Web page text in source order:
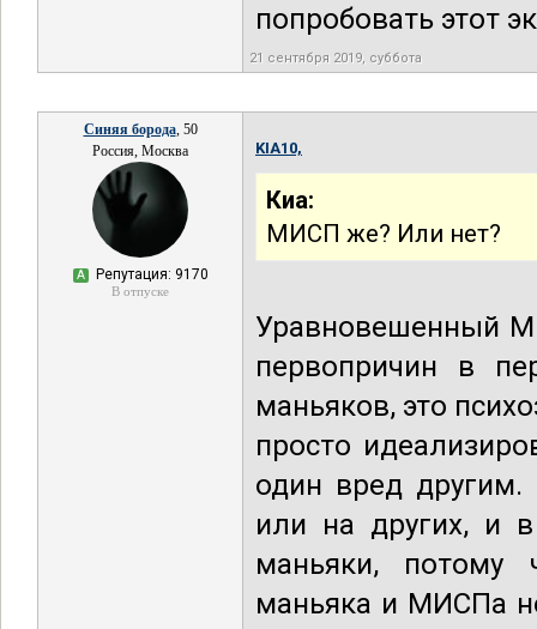
попробовать этот
21 сентября 2019, суббота
Синяя борода, 50
Россия, Москва
А Репутация: 9170
В отпуске
KIA10,
Киа:
МИСП же? Или нет?
Уравновешенный
первопричин в
маньяков, это
просто
один вред
или на других, и
маньяки, потому
маньяка и МИСПа